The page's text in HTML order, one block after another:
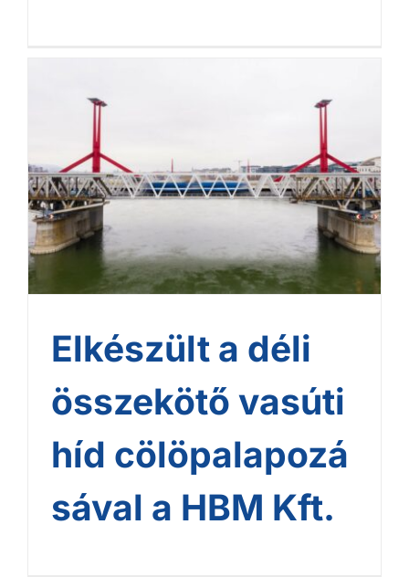
Elkészült a déli összekötő
vasúti
híd cölöpalapozásával a
HBM Kft.
Elkészült a déli
összekötő vasúti
híd cölöpalapozá
sával a HBM Kft.